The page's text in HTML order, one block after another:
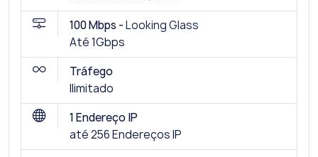
100 Mbps -Looking Glass
Até 1Gbps
Tráfego
Ilimitado
1 Endereço IP
até 256 Endereços IP